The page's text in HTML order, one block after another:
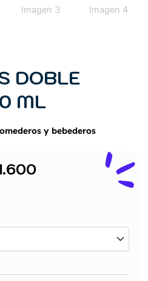
DOBLE
ML
y bebederos
Rango
hasta
$ 21.600